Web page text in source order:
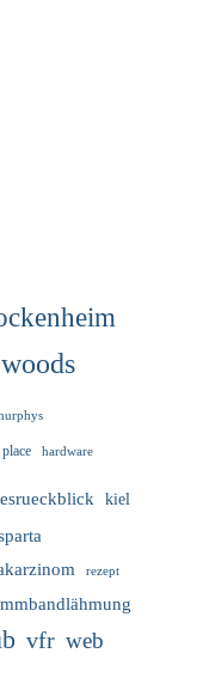
hardware
kiel
rezept
vfr web